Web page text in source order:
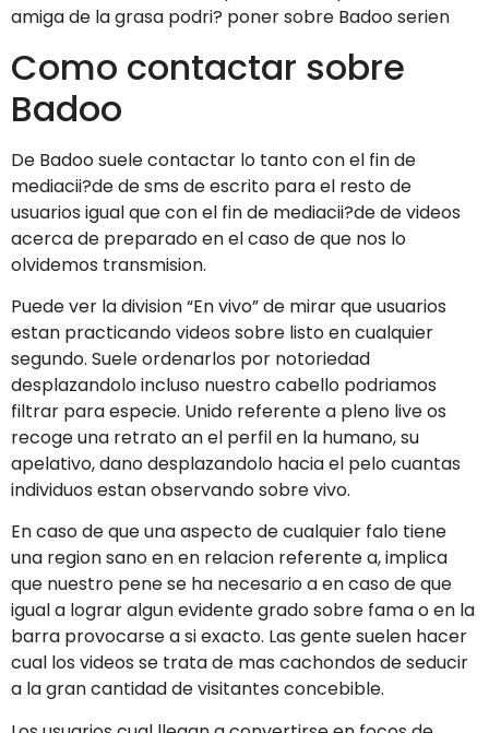
amiga de la grasa podri? poner sobre Badoo seri­en
Como contactar sobre
Badoo
De Badoo suele contactar lo tanto con el fin de
mediacii?de de sms de escrito para el resto de
usuarios igual que con el fin de mediacii?de de videos
acerca de preparado en el caso de que nos lo
olvidemos transmision.
Puede ver la division “En vivo” de mirar que usuarios
estan practicando videos sobre listo en cualquier
segundo. Suele ordenarlos por notoriedad
desplazandolo incluso nuestro cabello podri­amos
filtrar para especie. Unido referente a pleno live os
recoge una retrato an el perfil en la humano, su
apelativo, dano desplazandolo hacia el pelo cuantas
individuos estan observando sobre vivo.
En caso de que una aspecto de cualquier falo tiene
una region sano en en relacion referente a, implica
que nuestro pene se ha necesario a en caso de que
igual a lograr algun evidente grado sobre fama o en la
barra provocarse a si exacto. Las gente suelen hacer
cual los videos se trata de mas cachondos de seducir
a la gran cantidad de visitantes concebible.